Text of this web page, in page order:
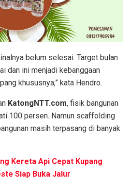
belum selesai. Target bulan
dan ini menjadi kebanggaan
khususnya,” kata Hendro.
KatongNTT.com, fisik bangunan
100 persen. Namun scaffolding
masih terpasang di banyak
Kereta Api Cepat Kupang
Siap Buka Jalur